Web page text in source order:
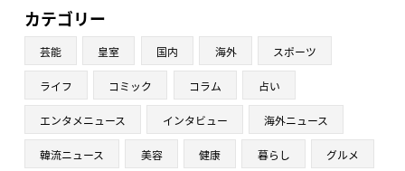
カテゴリー
芸能 皇室 国内 海外 スポーツ
ライフ コミック コラム 占い
エンタメニュース インタビュー 海外ニュース
韓流ニュース 美容 健康 暮らし グルメ